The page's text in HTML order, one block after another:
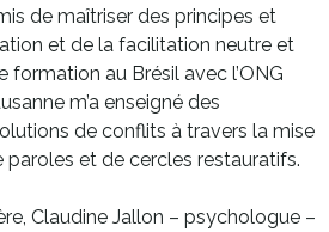
de maîtriser des principes et
et de la facilitation neutre et
formation au Brésil avec l’ONG
m’a enseigné des
de conflits à travers la mise
et de cercles restauratifs.
Claudine Jallon – psychologue –